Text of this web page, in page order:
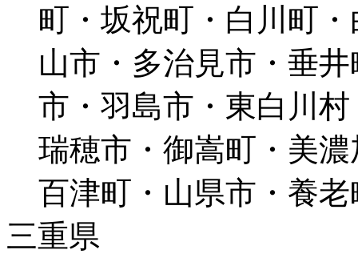
町・坂祝町・白川町
山市・多治見市・垂
市・羽島市・東白川
瑞穂市・御嵩町・美
百津町・山県市・養
三重県